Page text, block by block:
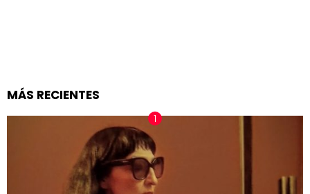
MÁS RECIENTES